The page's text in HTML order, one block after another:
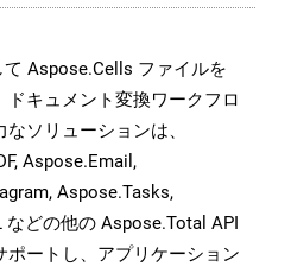
て Aspose.Cells ファイルを
キュメント変換ワークフロ
ソリューションは、
Aspose.Email,
Aspose.Tasks,
どの他の Aspose.Total API
ポートし、アプリケーション